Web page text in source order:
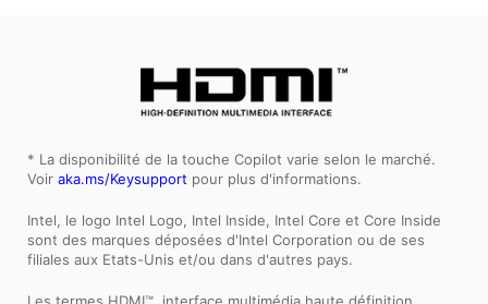
* La disponibilité de la touche Copilot varie selon le marché.
Voir aka.ms/Keysupport pour plus d'informations.
Intel, le logo Intel Logo, Intel Inside, Intel Core et Core Inside
sont des marques déposées d'Intel Corporation ou de ses
filiales aux Etats-Unis et/ou dans d'autres pays.